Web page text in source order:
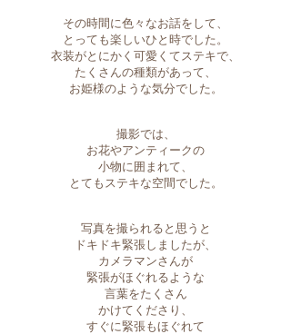
その時間に色々なお話をして、
とっても楽しいひと時でした。
衣装がとにかく可愛くてステキで、
たくさんの種類があって、
お姫様のような気分でした。
撮影では、
お花やアンティークの
小物に囲まれて、
とてもステキな空間でした。
写真を撮られると思うと
ドキドキ緊張しましたが、
カメラマンさんが
緊張がほぐれるような
言葉をたくさん
かけてくださり、
すぐに緊張もほぐれて